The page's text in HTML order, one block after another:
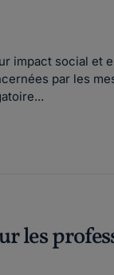
impact social et
par les
les